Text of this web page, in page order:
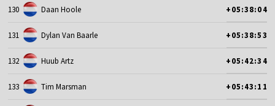
130 Daan Hoole +05:38:04
131 Dylan Van Baarle +05:38:53
132 Huub Artz +05:42:34
133 Tim Marsman +05:43:11